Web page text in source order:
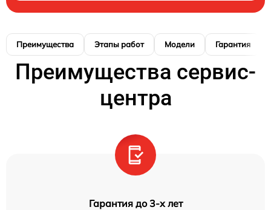
Преимущества Этапы работ Модели Гарантия
Преимущества сервис-
центра
Гарантия до 3-х лет